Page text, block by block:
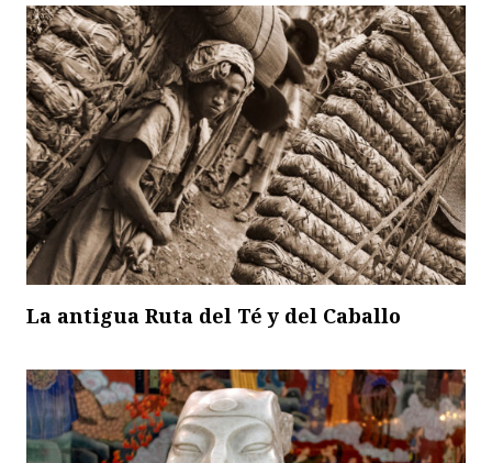
La antigua Ruta del Té y del Caballo